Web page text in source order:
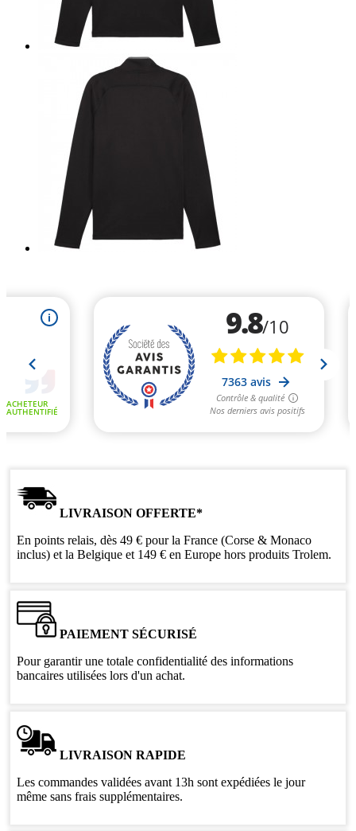
LIVRAISON OFFERTE*
En points relais, dès 49 € pour la France (Corse & Monaco
inclus) et la Belgique et 149 € en Europe hors produits Trolem.
PAIEMENT SÉCURISÉ
Pour garantir une totale confidentialité des informations
bancaires utilisées lors d'un achat.
LIVRAISON RAPIDE
Les commandes validées avant 13h sont expédiées le jour
même sans frais supplémentaires.